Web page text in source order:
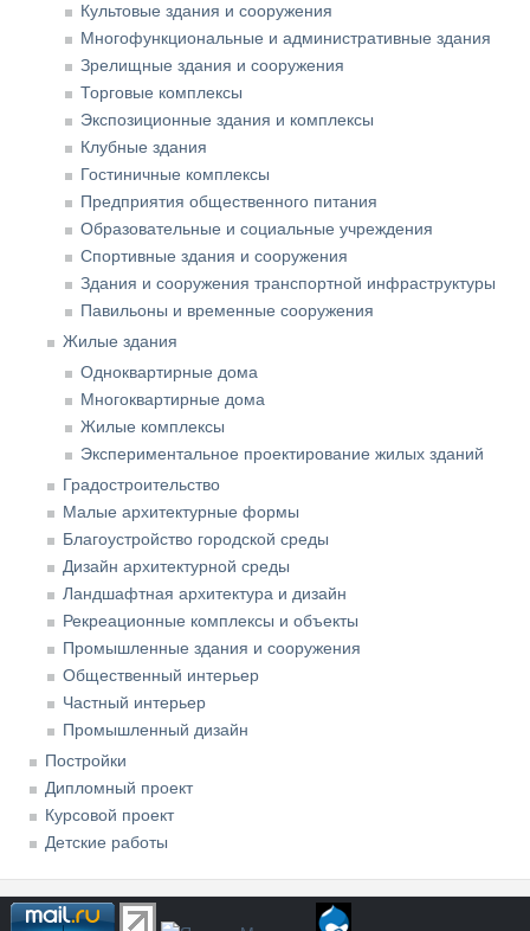
Культовые здания и сооружения
Многофункциональные и административные здания
Зрелищные здания и сооружения
Торговые комплексы
Экспозиционные здания и комплексы
Клубные здания
Гостиничные комплексы
Предприятия общественного питания
Образовательные и социальные учреждения
Спортивные здания и сооружения
Здания и сооружения транспортной инфраструктуры
Павильоны и временные сооружения
Жилые здания
Одноквартирные дома
Многоквартирные дома
Жилые комплексы
Экспериментальное проектирование жилых зданий
Градостроительство
Малые архитектурные формы
Благоустройство городской среды
Дизайн архитектурной среды
Ландшафтная архитектура и дизайн
Рекреационные комплексы и объекты
Промышленные здания и сооружения
Общественный интерьер
Частный интерьер
Промышленный дизайн
Постройки
Дипломный проект
Курсовой проект
Детские работы